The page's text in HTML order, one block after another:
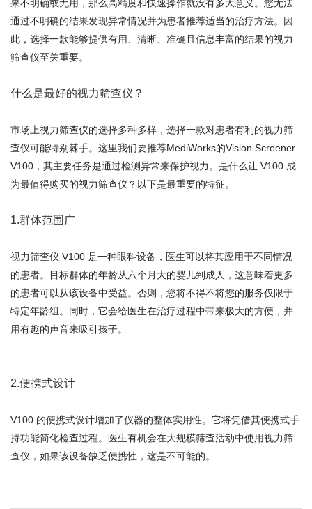
果不明确或无用，那么高精度和快速操作就没有多大意义。您无法
通过不明确的结果发现异常情况并为患者推荐适当的治疗方法。因
此，选择一款能够提供有用、清晰、准确且信息丰富的结果的视力
筛查仪至关重要。
什么是最好的视力筛查仪？
市场上视力筛查仪的选择多种多样，选择一款对患者有利的视力筛
查仪可能特别棘手。这里我们要推荐MediWorks的Vision Screener
V100，其主要任务是通过检测异常来保护视力。是什么让 V100 成
为最值得购买的视力筛查仪？以下是最重要的特征。
1.群体范围广
视力筛查仪 V100 是一种眼科设备，医生可以将其应用于不同情况
的患者。目标群体的年龄从六个月大的婴儿到成人，这意味着更多
的患者可以从该设备中受益。否则，您将不得不将您的服务仅限于
特定年龄组。同时，它会给医生在治疗过程中带来极大的方便，并
用有趣的声音来吸引孩子。
2.便携式设计
V100 的便携式设计增加了仪器的整体实用性。它将凭借其便携式手
持功能简化检查过程。医生有机会在大规模筛查活动中使用视力筛
查仪，如果该设备缺乏便携性，这是不可能的。